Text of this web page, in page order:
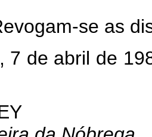
se as
abril de